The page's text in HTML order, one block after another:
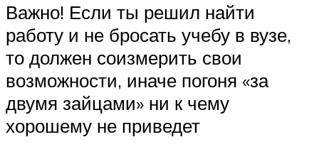
Важно! Если ты решил найти
работу и не бросать учебу в вузе,
то должен соизмерить свои
возможности, иначе погоня «за
двумя зайцами» ни к чему
хорошему не приведет